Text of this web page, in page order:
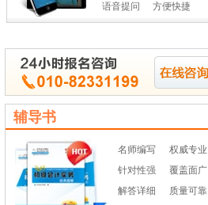
·2019证券在手 券商无忧
语音提问
方便快捷
辅导书
名师编写
权威专业
针对性强
覆盖面广
解答详细
质量可靠